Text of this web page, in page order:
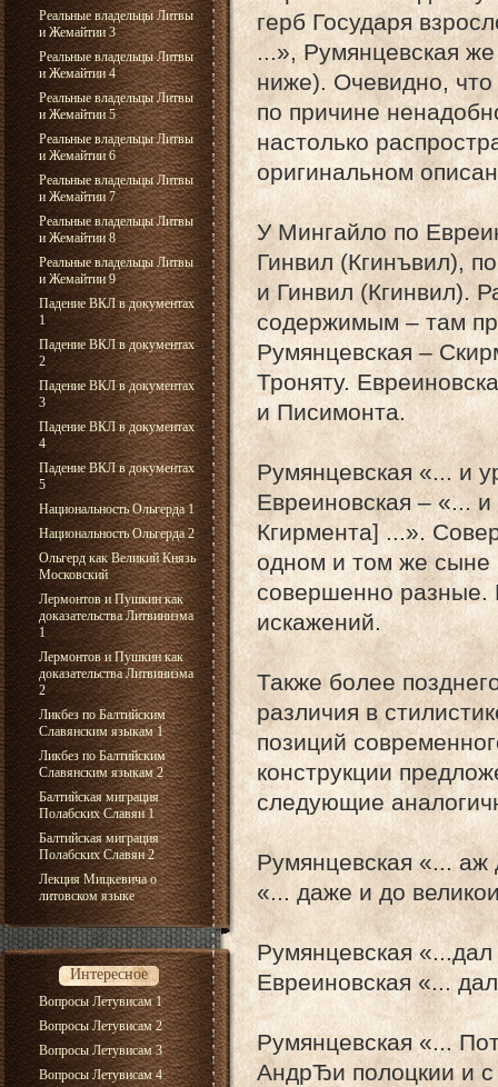
Реальные владельцы Литвы
и Жемайтии 3
Реальные владельцы Литвы
и Жемайтии 4
Реальные владельцы Литвы
и Жемайтии 5
Реальные владельцы Литвы
и Жемайтии 6
Реальные владельцы Литвы
и Жемайтии 7
Реальные владельцы Литвы
и Жемайтии 8
Реальные владельцы Литвы
и Жемайтии 9
Падение ВКЛ в документах
1
Падение ВКЛ в документах
2
Падение ВКЛ в документах
3
Падение ВКЛ в документах
4
Падение ВКЛ в документах
5
Национальность Ольгерда 1
Национальность Ольгерда 2
Ольгерд как Великий Князь
Московский
Лермонтов и Пушкин как
доказательства Литвинизма
1
Лермонтов и Пушкин как
доказательства Литвинизма
2
Ликбез по Балтийским
Славянским языкам 1
Ликбез по Балтийским
Славянским языкам 2
Балтийская миграция
Полабских Славян 1
Балтийская миграция
Полабских Славян 2
Лекция Мицкевича о
литовском языке
Интересное
Вопросы Летувисам 1
Вопросы Летувисам 2
Вопросы Летувисам 3
Вопросы Летувисам 4
герб Государя
...», Румянцевская
ниже). Очевидно,
по причине
настолько
оригинальном
У Мингайло по
Гинвил (Кгинъвил),
и Гинвил (Кгинвил).
содержимым – там
Румянцевская –
Троняту.
и Писимонта.
Румянцевская «... и
Евреиновская – «...
Кгирмента] ...».
одном и том же сыне
совершенно разные.
искажений.
Также более
различия в
позиций
конструкции
следующие
Румянцевская «... аж
«... даже и до
Румянцевская
Евреиновская «...
Румянцевская «...
АндрЂи полоцкии и